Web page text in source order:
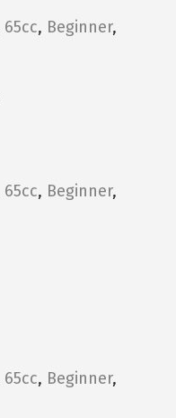
65cc, Beginner,
65cc, Beginner,
65cc, Beginner,